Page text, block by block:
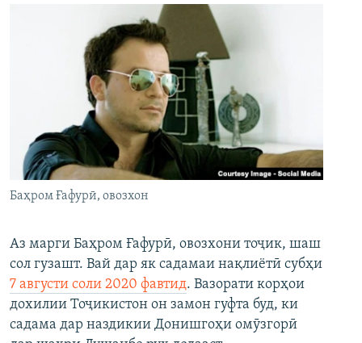
Баҳром Ғафурӣ, овозхон
Аз марги Баҳром Ғафурӣ, овозхони тоҷик, шаш
сол гузашт. Вай дар як садамаи нақлиётӣ субҳи
7 августи соли 2020 фавтид. Вазорати корҳои
дохилии Тоҷикистон он замон гуфта буд, ки
садама дар наздикии Донишгоҳи омӯзгорӣ